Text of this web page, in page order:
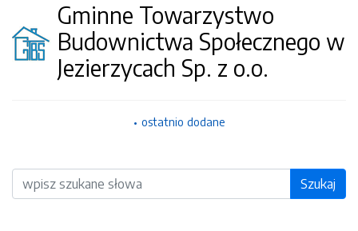
Gminne Towarzystwo
Budownictwa Społecznego w
Jezierzycach Sp. z o.o.
ostatnio dodane
Wyszukiwarka Szukaj